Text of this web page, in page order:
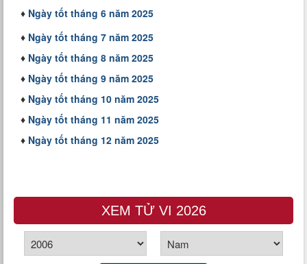
♦ Ngày tốt tháng 6 năm 2025
♦ Ngày tốt tháng 7 năm 2025
♦ Ngày tốt tháng 8 năm 2025
♦ Ngày tốt tháng 9 năm 2025
♦ Ngày tốt tháng 10 năm 2025
♦ Ngày tốt tháng 11 năm 2025
♦ Ngày tốt tháng 12 năm 2025
XEM TỬ VI 2026